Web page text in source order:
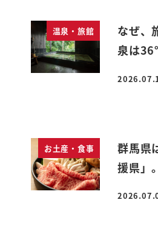
温泉・旅館
なぜ、
泉は
投稿日
お土産・食事
群馬県
援県」。
投稿日